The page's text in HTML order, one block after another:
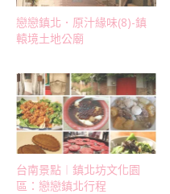
戀戀鎮北．原汁緣味(8)-鎮
轅境土地公廟
台南景點︱鎮北坊文化園
區：戀戀鎮北行程